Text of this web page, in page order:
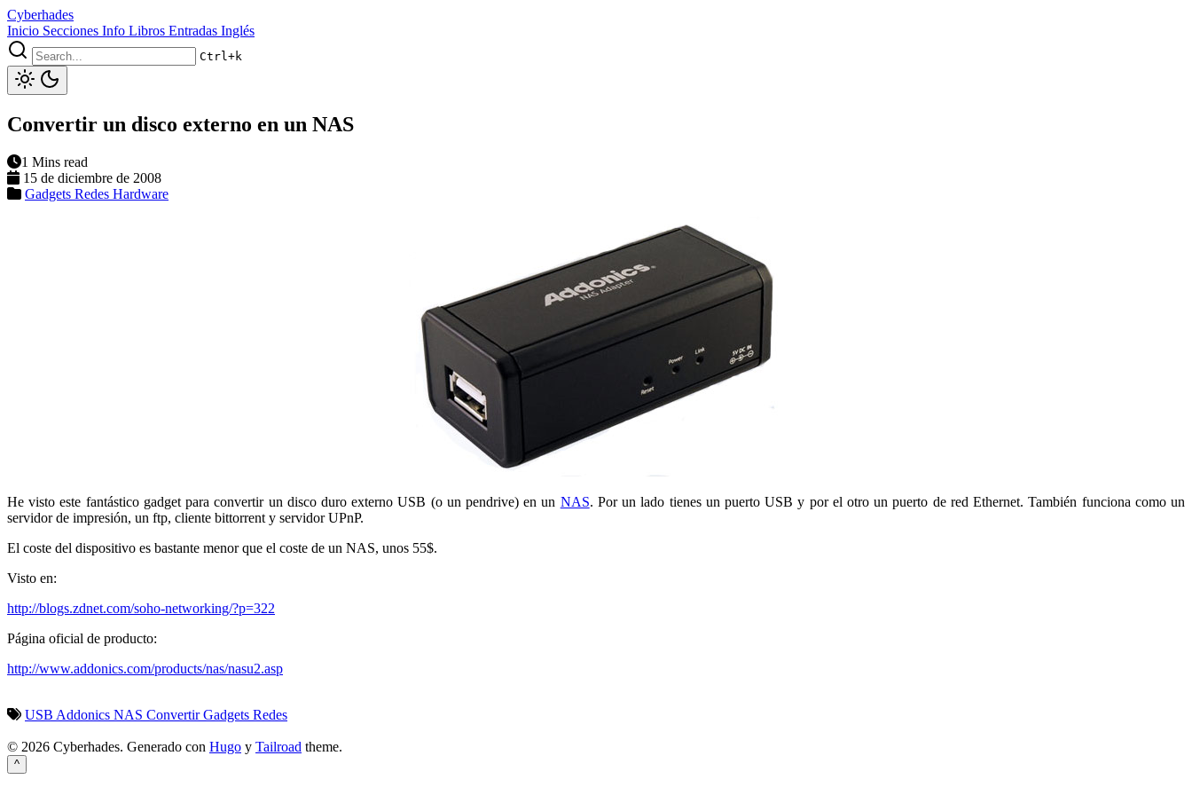
Cyberhades
Inicio Secciones Info Libros Entradas Inglés
Ctrl+k
Convertir un disco externo en un NAS
1 Mins read
15 de diciembre de 2008
Gadgets Redes Hardware
He visto este fantástico gadget para convertir un disco duro externo USB (o un pendrive) en un NAS. Por un lado tienes un puerto USB y por el otro un puerto de red Ethernet. También funciona como un
servidor de impresión, un ftp, cliente bittorrent y servidor UPnP.
El coste del dispositivo es bastante menor que el coste de un NAS, unos 55$.
Visto en:
http://blogs.zdnet.com/soho-networking/?p=322
Página oficial de producto:
http://www.addonics.com/products/nas/nasu2.asp
USB Addonics NAS ConvertirGadgets Redes
© 2026 Cyberhades. Generado con Hugo y Tailroad theme.
^